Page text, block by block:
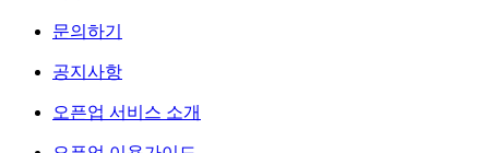
문의하기
공지사항
오픈업 서비스 소개